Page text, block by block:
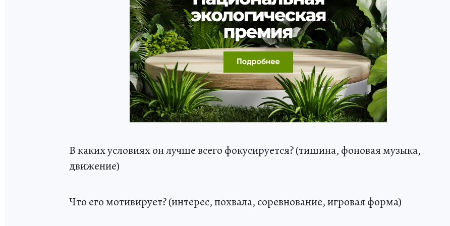
В каких условиях он лучше всего фокусируется? (тишина, фоновая музыка,
движение)
Что его мотивирует? (интерес, похвала, соревнование, игровая форма)